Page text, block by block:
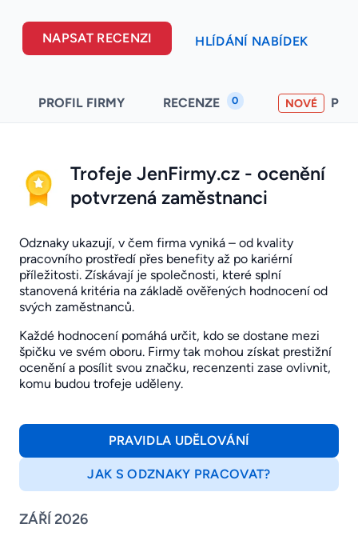
NAPSAT RECENZI HLÍDÁNÍ NABÍDEK
PROFIL FIRMY RECENZE 0 NOVÉ
Trofeje JenFirmy.cz - ocenění
potvrzená zaměstnanci
Odznaky ukazují, v čem firma vyniká – od kvality
pracovního prostředí přes benefity až po kariérní
příležitosti. Získávají je společnosti, které splní
stanovená kritéria na základě ověřených hodnocení od
svých zaměstnanců.
Každé hodnocení pomáhá určit, kdo se dostane mezi
špičku ve svém oboru. Firmy tak mohou získat prestižní
ocenění a posílit svou značku, recenzenti zase ovlivnit,
komu budou trofeje uděleny.
PRAVIDLA UDĚLOVÁNÍ
JAK S ODZNAKY PRACOVAT?
ZÁŘÍ 2026